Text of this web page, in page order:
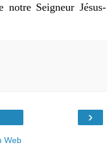
notre Seigneur Jésus-
›
Web